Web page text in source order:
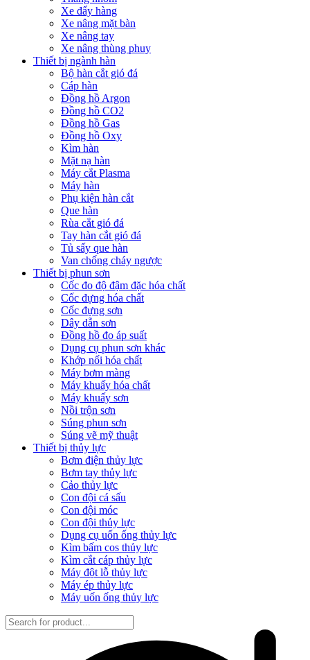
Xe đẩy hàng
Xe nâng mặt bàn
Xe nâng tay
Xe nâng thùng phuy
Thiết bị ngành hàn
Bộ hàn cắt gió đá
Cáp hàn
Đồng hồ Argon
Đồng hồ CO2
Đồng hồ Gas
Đồng hồ Oxy
Kìm hàn
Mặt nạ hàn
Máy cắt Plasma
Máy hàn
Phụ kiện hàn cắt
Que hàn
Rùa cắt gió đá
Tay hàn cắt gió đá
Tủ sấy que hàn
Van chống cháy ngược
Thiết bị phun sơn
Cốc đo độ đậm đặc hóa chất
Cốc đựng hóa chất
Cốc đựng sơn
Dây dẫn sơn
Đồng hồ đo áp suất
Dụng cụ phun sơn khác
Khớp nối hóa chất
Máy bơm màng
Máy khuấy hóa chất
Máy khuấy sơn
Nồi trộn sơn
Súng phun sơn
Súng vẽ mỹ thuật
Thiết bị thủy lực
Bơm điện thủy lực
Bơm tay thủy lực
Cảo thủy lực
Con đội cá sấu
Con đội móc
Con đội thủy lực
Dụng cụ uốn ống thủy lực
Kìm bấm cos thủy lực
Kìm cắt cáp thủy lực
Máy đột lỗ thủy lực
Máy ép thủy lực
Máy uốn ống thủy lực